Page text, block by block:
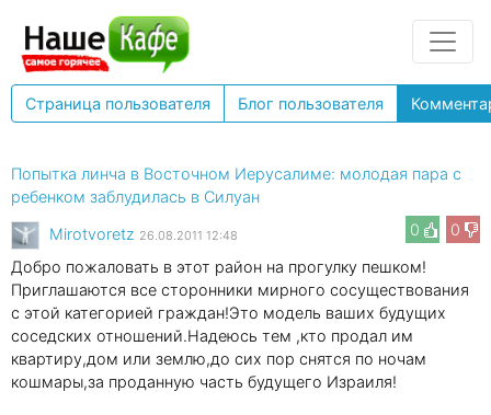
Страница пользователя Блог пользователя
Попытка линча в Восточном Иерусалиме: молодая пара с
ребенком заблудилась в Силуан
0
0
Mirotvoretz 26.08.2011 12:48
Добро пожаловать в этот район на прогулку пешком!
Приглашаются все сторонники мирного сосуществования
с этой категорией граждан!Это модель ваших будущих
соседских отношений.Надеюсь тем ,кто продал им
квартиру,дом или землю,до сих пор снятся по ночам
кошмары,за проданную часть будущего Израиля!